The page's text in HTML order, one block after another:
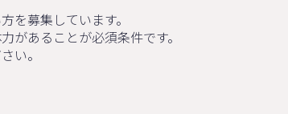
を募集しています。
があることが必須条件です。
い。